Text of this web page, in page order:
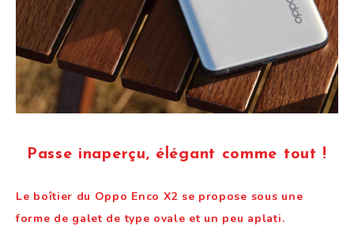
Passe inaperçu, élégant comme tout !
Le boîtier du Oppo Enco X2 se propose sous une
forme de galet de type ovale et un peu aplati.